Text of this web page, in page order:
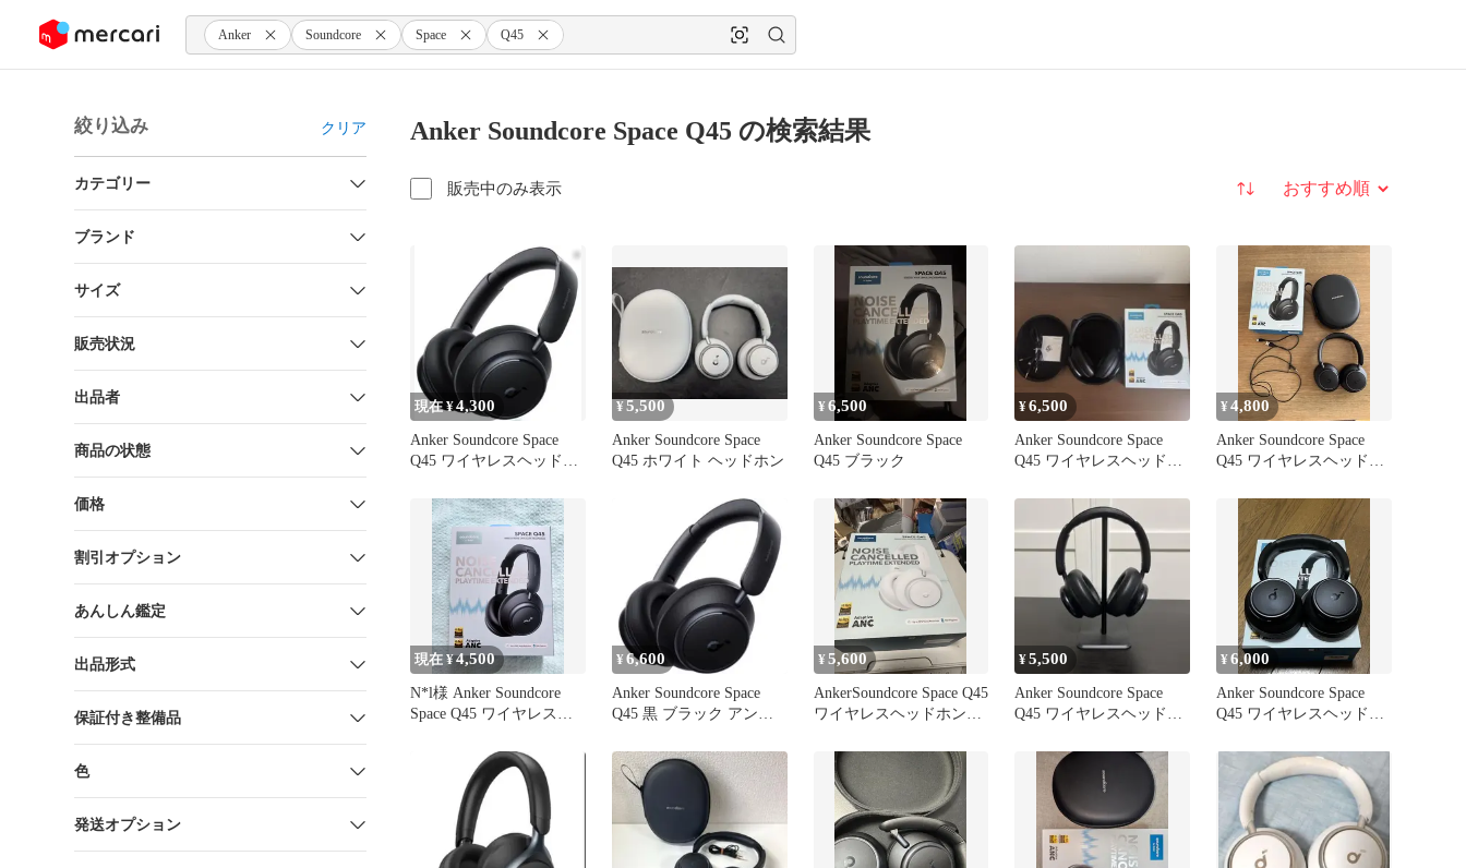
ツにスキップ Anker Soundcore Space Q45
絞り込み クリア
カテゴリー
ブランド
サイズ
販売状況
出品者
商品の状態
価格
割引オプション
あんしん鑑定
出品形式
保証付き整備品
色
発送オプション
Anker Soundcore Space Q45 の検索結果
販売中のみ表示 並び替え
現在 ¥4,300
Anker Soundcore Space
Q45 ワイヤレスヘッドホ
¥5,500
Anker Soundcore Space
Q45 ホワイト ヘッドホン
¥6,500
Anker Soundcore Space
Q45 ブラック
¥6,500
Anker Soundcore Space
Q45 ワイヤレスヘッドホ
¥4,800
Anker Soundcore Space
Q45 ワイヤレスヘッドホ
現在 ¥4,500
N*l様 Anker Soundcore
Space Q45 ワイヤレスヘ
¥ 6,600
Anker Soundcore Space
Q45 黒 ブラック アンカ
¥5,600
AnkerSoundcore Space Q45
ワイヤレスヘッドホン！
¥5,500
Anker Soundcore Space
Q45 ワイヤレスヘッドホ
¥6,000
Anker Soundcore Space
Q45 ワイヤレスヘッドホ